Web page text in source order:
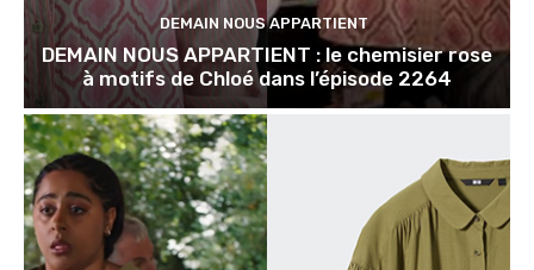
DEMAIN NOUS APPARTIENT
DEMAIN NOUS APPARTIENT : le chemisier rose
à motifs de Chloé dans l’épisode 2264